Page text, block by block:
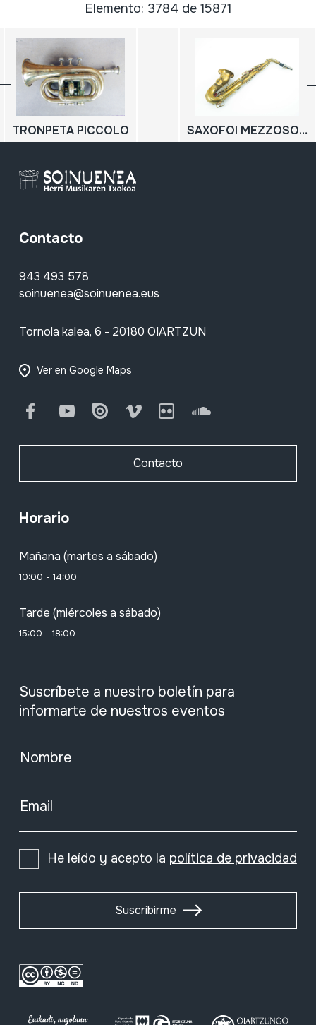
Elemento: 3784 de 15871
TRONPETA PICCOLO SAXOFOI MEZZOSOPRANOA; SAXO MEZZOSOPRANO
Contacto
943 493 578
soinuenea@soinuenea.eus
Tornola kalea, 6 - 20180 OIARTZUN
Ver en Google Maps
FacebookYoutube Issuu Vimeo Flickr SoundCloud
Contacto
Horario
Mañana (martes a sábado)
10:00 - 14:00
Tarde (miércoles a sábado)
15:00 - 18:00
Suscríbete a nuestro boletín para
informarte de nuestros eventos
Nombre
Email
He leído y acepto la política de privacidad
Suscribirme